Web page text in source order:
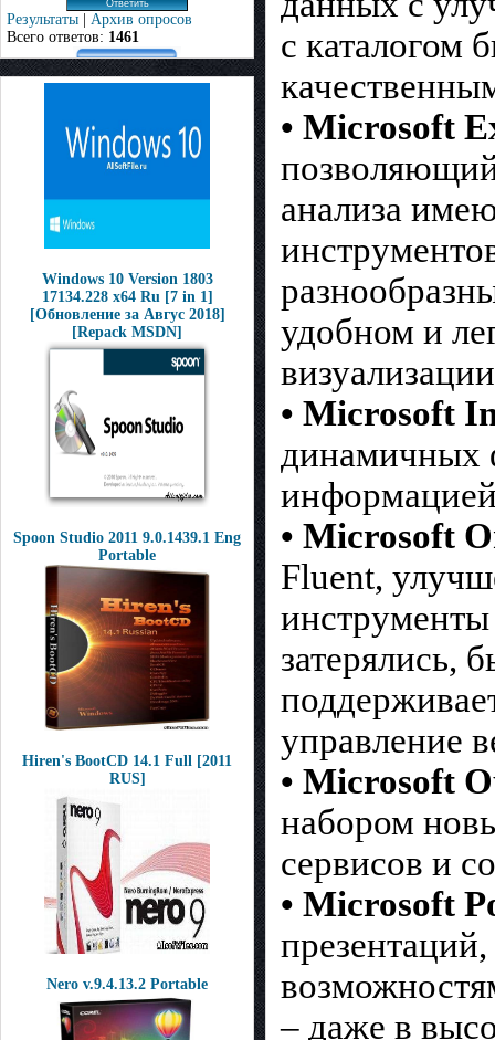
Результаты | Архив опросов
Всего ответов: 1461
Windows 10 Version 1803
17134.228 x64 Ru [7 in 1]
[Обновление за Авгус 2018]
[Repack MSDN]
Spoon Studio 2011 9.0.1439.1 Eng
Portable
Hiren's BootCD 14.1 Full [2011
RUS]
Nero v.9.4.13.2 Portable
с каталогом
• Microsoft
анализа
удобном и
• Microsoft
динамичных
• Microsoft
Fluent,
затерялись,
управление
• Microsoft
набором
сервисов и
• Microsoft
– даже в